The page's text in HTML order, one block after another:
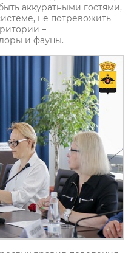
аккуратными гостями,
не потревожить
–
и фауны.